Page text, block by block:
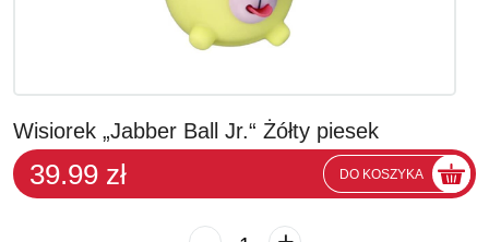
Wisiorek „Jabber Ball Jr.“ Żółty piesek
39.99 zł DO KOSZYKA